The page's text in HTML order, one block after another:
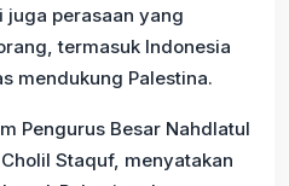
juga perasaan yang
termasuk Indonesia
mendukung Palestina.
Pengurus Besar Nahdlatul
Staquf, menyatakan